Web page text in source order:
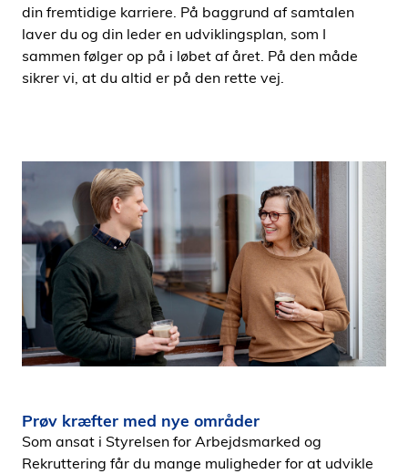
din fremtidige karriere. På baggrund af samtalen
laver du og din leder en udviklingsplan, som I
sammen følger op på i løbet af året. På den måde
sikrer vi, at du altid er på den rette vej.
Prøv kræfter med nye områder
Som ansat i Styrelsen for Arbejdsmarked og
Rekruttering får du mange muligheder for at udvikle